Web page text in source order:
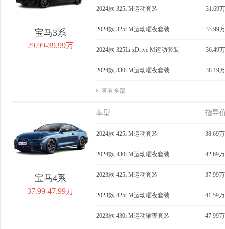
宝马3系
29.99-39.99万
2024款 325i M运动套装 31.69万
2024款 325i M运动曜夜套装 33.99万
2024款 325Li xDrive M运动套装 36.49万
2024款 330i M运动曜夜套装 38.19万
查看全部
宝马4系
37.99-47.99万
车型 指导
2024款 425i M运动套装 38.69万
2024款 430i M运动曜夜套装 42.69万
2023款 425i M运动套装 37.99万
2023款 425i M运动曜夜套装 41.59万
2023款 430i M运动曜夜套装 47.99万